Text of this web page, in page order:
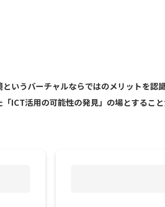
いうバーチャルならではのメリットを認
ICT活用の可能性の発見」の場とするこ